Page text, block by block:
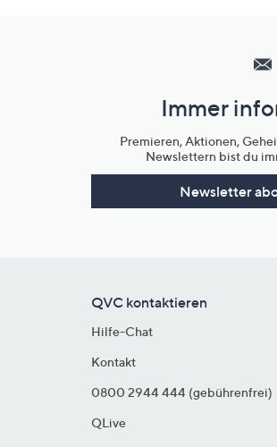
Immer
Premieren, Aktionen,
Newslettern bist du
Newsletter
QVC kontaktieren
Hilfe-Chat
Kontakt
0800 2944 444 (gebührenfrei)
QLive